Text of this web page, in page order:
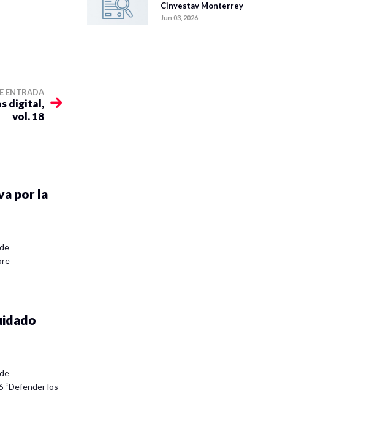
ENTRADA
digital,
vol. 18
por la
“Defender los
Cinvestav Monterrey
Jun 03, 2026